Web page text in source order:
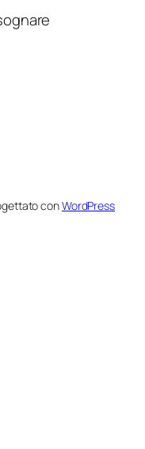
conWordPress